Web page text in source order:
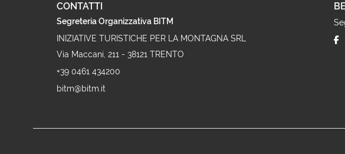
CONTATTI
Segreteria Organizzativa BITM
INIZIATIVE TURISTICHE PER LA MONTAGNA SRL
Via Maccani, 211 - 38121 TRENTO
+39 0461 434200
bitm@bitm.it